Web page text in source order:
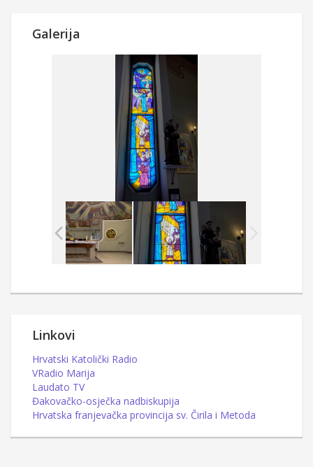
Galerija
Linkovi
Hrvatski Katolički Radio
VRadio Marija
Laudato TV
Đakovačko-osječka nadbiskupija
Hrvatska franjevačka provincija sv. Čirila i Metoda